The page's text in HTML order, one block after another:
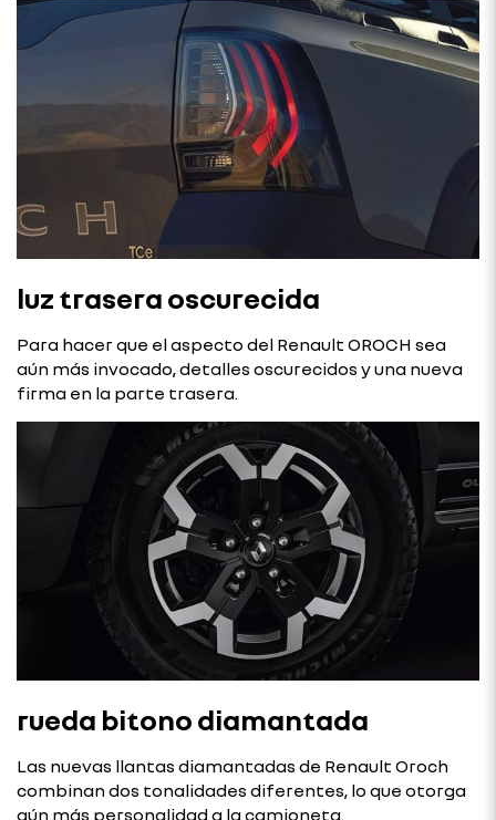
luz trasera oscurecida
Para hacer que el aspecto del Renault OROCH sea
aún más invocado, detalles oscurecidos y una nueva
firma en la parte trasera.
rueda bitono diamantada
Las nuevas llantas diamantadas de Renault Oroch
combinan dos tonalidades diferentes, lo que otorga
aún más personalidad a la camioneta.